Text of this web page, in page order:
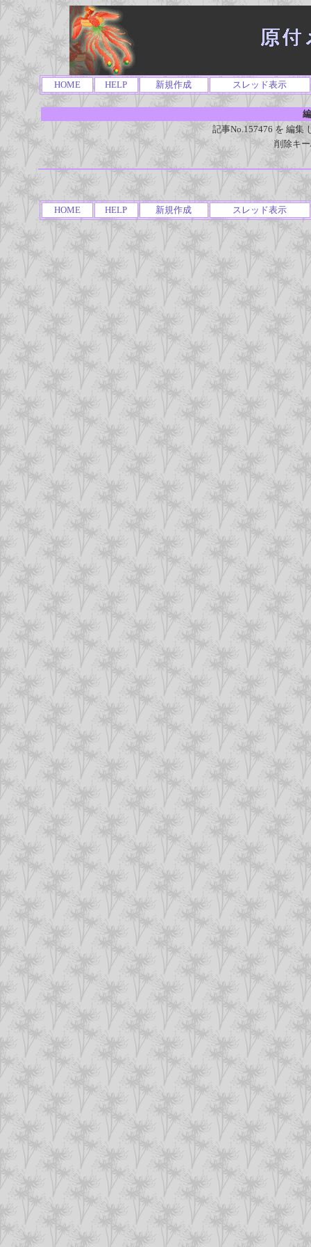
HOME HELP 新規作成 スレッド表示
記事No.157476 を 編集
削除キ
HOME HELP 新規作成 スレッド表示